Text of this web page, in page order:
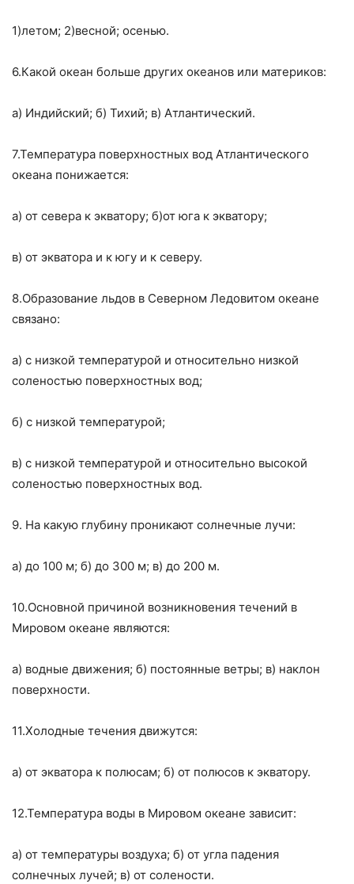
1)летом; 2)весной; осенью.
6.Какой океан больше других океанов или материков:
а) Индийский; б) Тихий; в) Атлантический.
7.Температура поверхностных вод Атлантического
океана понижается:
а) от севера к экватору; б)от юга к экватору;
в) от экватора и к югу и к северу.
8.Образование льдов в Северном Ледовитом океане
связано:
а) с низкой температурой и относительно низкой
соленостью поверхностных вод;
б) с низкой температурой;
в) с низкой температурой и относительно высокой
соленостью поверхностных вод.
9. На какую глубину проникают солнечные лучи:
а) до 100 м; б) до 300 м; в) до 200 м.
10.Основной причиной возникновения течений в
Мировом океане являются:
а) водные движения; б) постоянные ветры; в) наклон
поверхности.
11.Холодные течения движутся:
а) от экватора к полюсам; б) от полюсов к экватору.
12.Температура воды в Мировом океане зависит:
а) от температуры воздуха; б) от угла падения
солнечных лучей; в) от солености.